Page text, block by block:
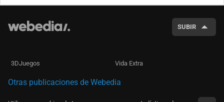
SUBIR
3DJuegos Vida Extra
Otras publicaciones de Webedia